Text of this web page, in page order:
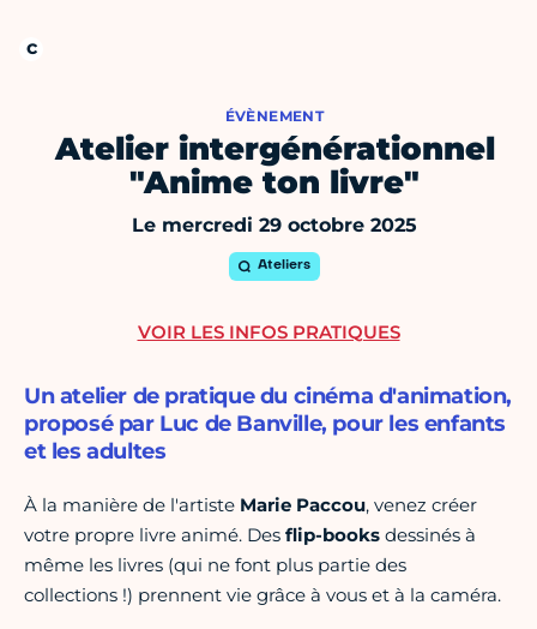
ÉVÈNEMENT
Atelier intergénérationnel
"Anime ton livre"
Le mercredi 29 octobre 2025
Ateliers
Un atelier de pratique du cinéma d'animation,
proposé par Luc de Banville, pour les enfants
et les adultes
À la manière de l'artiste Marie Paccou, venez créer
votre propre livre animé. Des flip-books dessinés à
même les livres (qui ne font plus partie des
collections !) prennent vie grâce à vous et à la caméra.
VOIR LES INFOS PRATIQUES